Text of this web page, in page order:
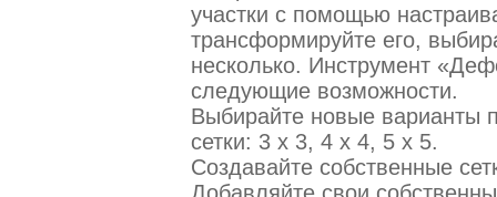
участки с помощью
трансформируйте его,
несколько. Инструмент
следующие возможности.
Выбирайте новые варианты
сетки: 3 x 3, 4 x 4, 5 x 5.
Создавайте собственные